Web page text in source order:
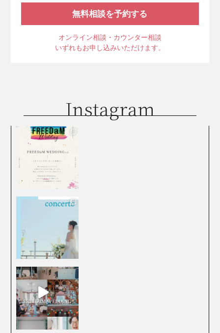
無料相談を予約する
オンライン相談・カウンター相談
いずれもお申し込みいただけます。
Instagram